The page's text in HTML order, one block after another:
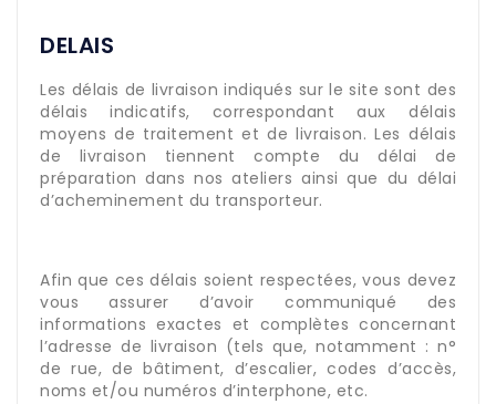
DELAIS
Les délais de livraison indiqués sur le site sont des
délais indicatifs, correspondant aux délais
moyens de traitement et de livraison. Les délais
de livraison tiennent compte du délai de
préparation dans nos ateliers ainsi que du délai
d’acheminement du transporteur.
Afin que ces délais soient respectées, vous devez
vous assurer d’avoir communiqué des
informations exactes et complètes concernant
l’adresse de livraison (tels que, notamment : n°
de rue, de bâtiment, d’escalier, codes d’accès,
noms et/ou numéros d’interphone, etc.